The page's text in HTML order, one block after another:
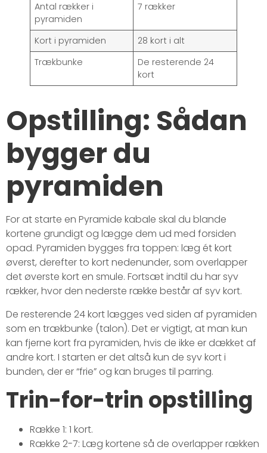
Antal rækker i
pyramiden
7 rækker
Kort i pyramiden
28 kort i alt
Trækbunke
De resterende 24
kort
Opstilling: Sådan
bygger du
pyramiden
For at starte en Pyramide kabale skal du blande
kortene grundigt og lægge dem ud med forsiden
opad. Pyramiden bygges fra toppen: læg ét kort
øverst, derefter to kort nedenunder, som overlapper
det øverste kort en smule. Fortsæt indtil du har syv
rækker, hvor den nederste række består af syv kort.
De resterende 24 kort lægges ved siden af pyramiden
som en trækbunke (talon). Det er vigtigt, at man kun
kan fjerne kort fra pyramiden, hvis de ikke er dækket af
andre kort. I starten er det altså kun de syv kort i
bunden, der er “frie” og kan bruges til parring.
Trin-for-trin opstilling
Række 1: 1 kort.
Række 2-7: Læg kortene så de overlapper rækken